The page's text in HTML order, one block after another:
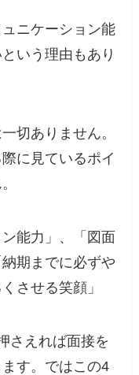
ニケーション能
いう理由もあり
切ありません。
に見ているポイ
ン能力」、「図面
期までに必ずや
させる笑顔」
さえれば面接を
す。ではこの4